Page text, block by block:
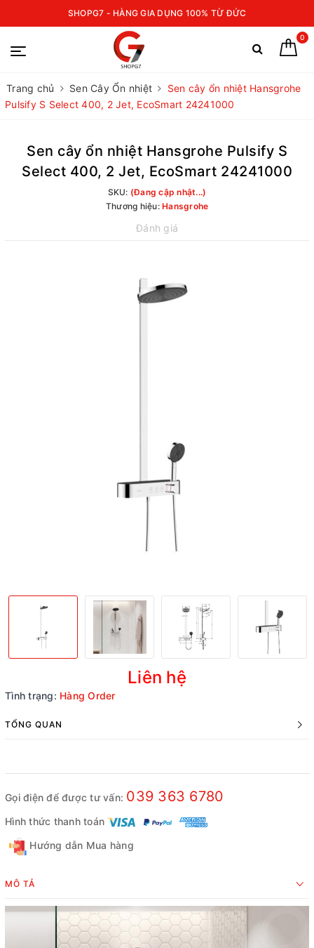
SHOPG7 - HÀNG GIA DỤNG 100% TỪ ĐỨC
0
Trang chủ Sen Cây Ổn nhiệt
Sen cây ổn nhiệt Hansgrohe
Pulsify S Select 400, 2 Jet, EcoSmart 24241000
Sen cây ổn nhiệt Hansgrohe Pulsify S
Select 400, 2 Jet, EcoSmart 24241000
SKU: (Đang cập nhật...)
Thương hiệu: Hansgrohe
Đánh giá
Liên hệ
Tình trạng: Hàng Order
TỔNG QUAN
Gọi điện để được tư vấn: 039 363 6780
Hình thức thanh toán
Hướng dẫn Mua hàng
MÔ TẢ